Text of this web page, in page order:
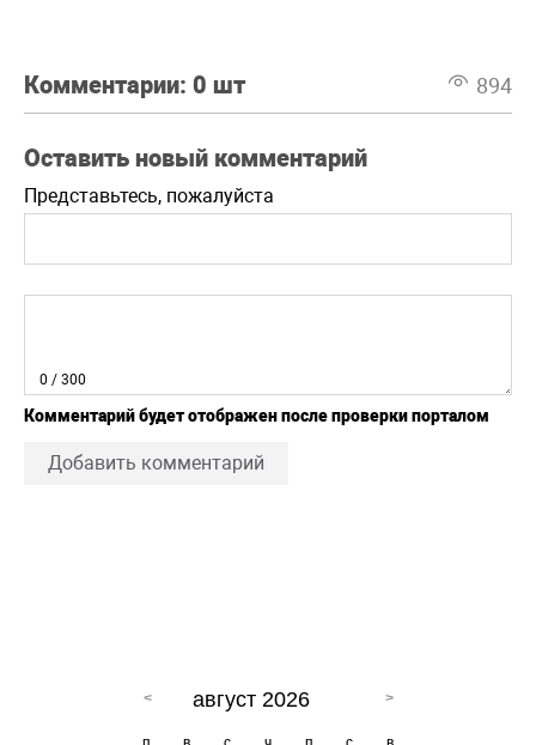
Комментарии: 0 шт 894
Оставить новый комментарий
Представьтесь, пожалуйста
0 / 300
Комментарий будет отображен после проверки порталом
Добавить комментарий
август 2026